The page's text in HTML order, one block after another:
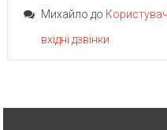
Михайло до
вхідні дзвінки